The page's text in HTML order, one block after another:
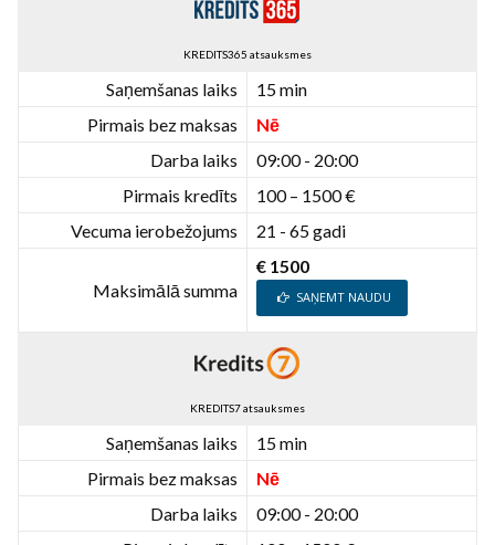
KREDITS365 atsauksmes
Saņemšanas laiks
15 min
Pirmais bez maksas
Nē
Darba laiks
09:00 - 20:00
Pirmais kredīts
100 – 1500 €
Vecuma ierobežojums
21 - 65 gadi
Maksimālā summa
€ 1500
SAŅEMT NAUDU
KREDITS7 atsauksmes
Saņemšanas laiks
15 min
Pirmais bez maksas
Nē
Darba laiks
09:00 - 20:00